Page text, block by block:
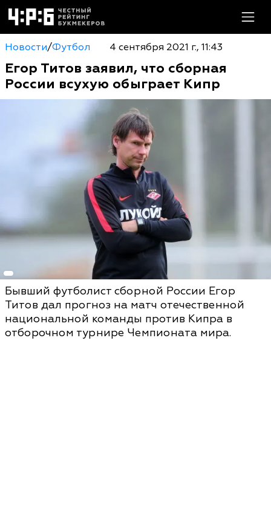
Новости/Футбол 4 сентября 2021 г., 11:43
Егор Титов заявил, что сборная
России всухую обыграет Кипр
Бывший футболист сборной России Егор
Титов дал прогноз на матч отечественной
национальной команды против Кипра в
отборочном турнире Чемпионата мира.